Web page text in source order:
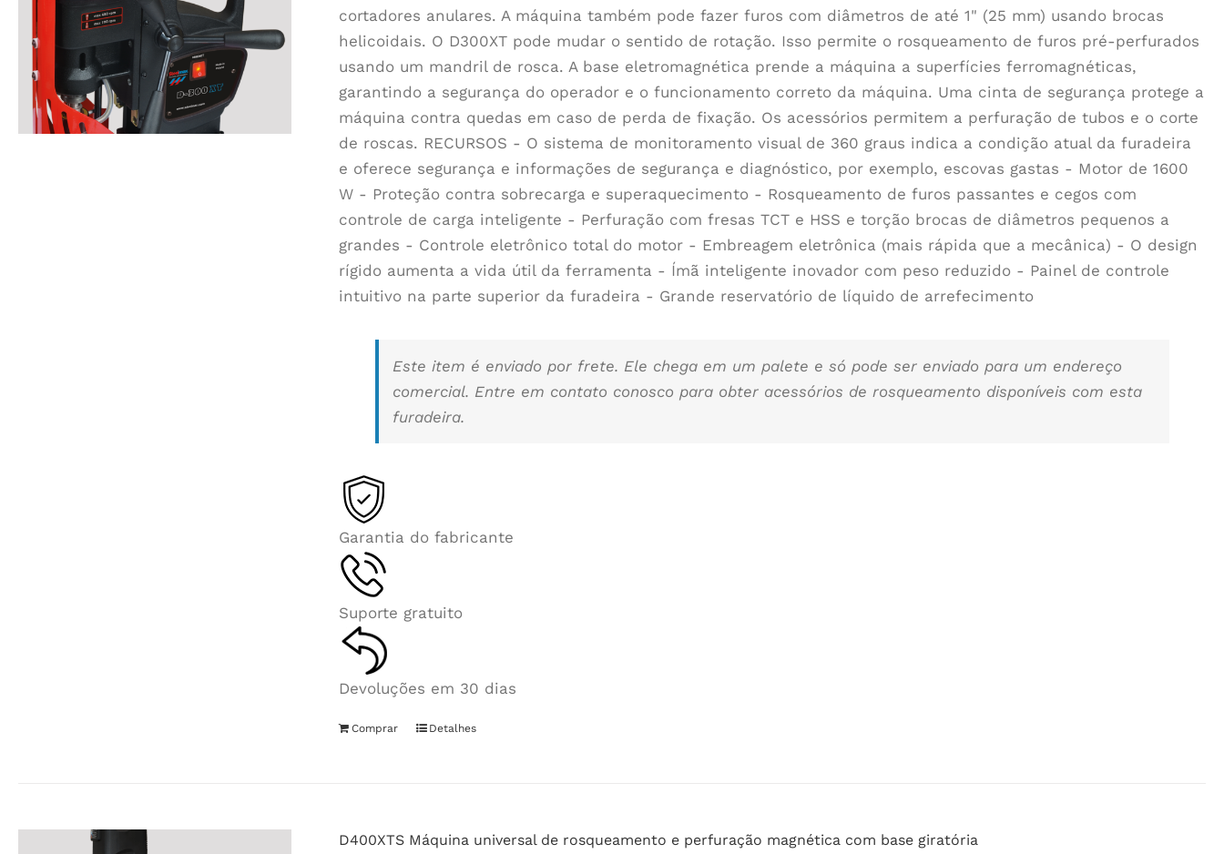
cortadores anulares. A máquina também pode fazer furos com diâmetros de até 1" (25 mm) usando brocas
helicoidais. O D300XT pode mudar o sentido de rotação. Isso permite o rosqueamento de furos pré-perfurados
usando um mandril de rosca. A base eletromagnética prende a máquina a superfícies ferromagnéticas,
garantindo a segurança do operador e o funcionamento correto da máquina. Uma cinta de segurança protege a
máquina contra quedas em caso de perda de fixação. Os acessórios permitem a perfuração de tubos e o corte
de roscas. RECURSOS - O sistema de monitoramento visual de 360 graus indica a condição atual da furadeira
e oferece segurança e informações de segurança e diagnóstico, por exemplo, escovas gastas - Motor de 1600
W - Proteção contra sobrecarga e superaquecimento - Rosqueamento de furos passantes e cegos com
controle de carga inteligente - Perfuração com fresas TCT e HSS e torção brocas de diâmetros pequenos a
grandes - Controle eletrônico total do motor - Embreagem eletrônica (mais rápida que a mecânica) - O design
rígido aumenta a vida útil da ferramenta - Ímã inteligente inovador com peso reduzido - Painel de controle
intuitivo na parte superior da furadeira - Grande reservatório de líquido de arrefecimento
Este item é enviado por frete. Ele chega em um palete e só pode ser enviado para um endereço
comercial. Entre em contato conosco para obter acessórios de rosqueamento disponíveis com esta
furadeira.
Garantia do fabricante
Suporte gratuito
Devoluções em 30 dias
Comprar Detalhes
D400XTS Máquina universal de rosqueamento e perfuração magnética com base giratória